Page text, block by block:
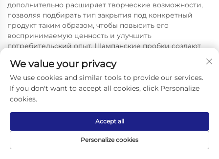
дополнительно расширяет творческие возможности,
позволяя подбирать тип закрытия под конкретный
продукт таким образом, чтобы повысить его
воспринимаемую ценность и улучшить
потребительский опыт. Шампанские пробки создают
сортов, выдержанных в бочке, или юбилейных
выпусков, тогда как традиционные крон-капы
подчёркивают доступность и повседневное
удовольствие, подходящее для основной линейки
нанесение этикеток: компактная линия для розлива
пива поддерживает различные размеры этикеток и
методы их нанесения, обеспечивая целостность
упаковочного дизайна, когда каждый элемент вносит
We value your privacy
We use cookies and similar tools to provide our services.
If you don't want to accept all cookies, click Personalize
cookies.
Personalize cookies
Accept all